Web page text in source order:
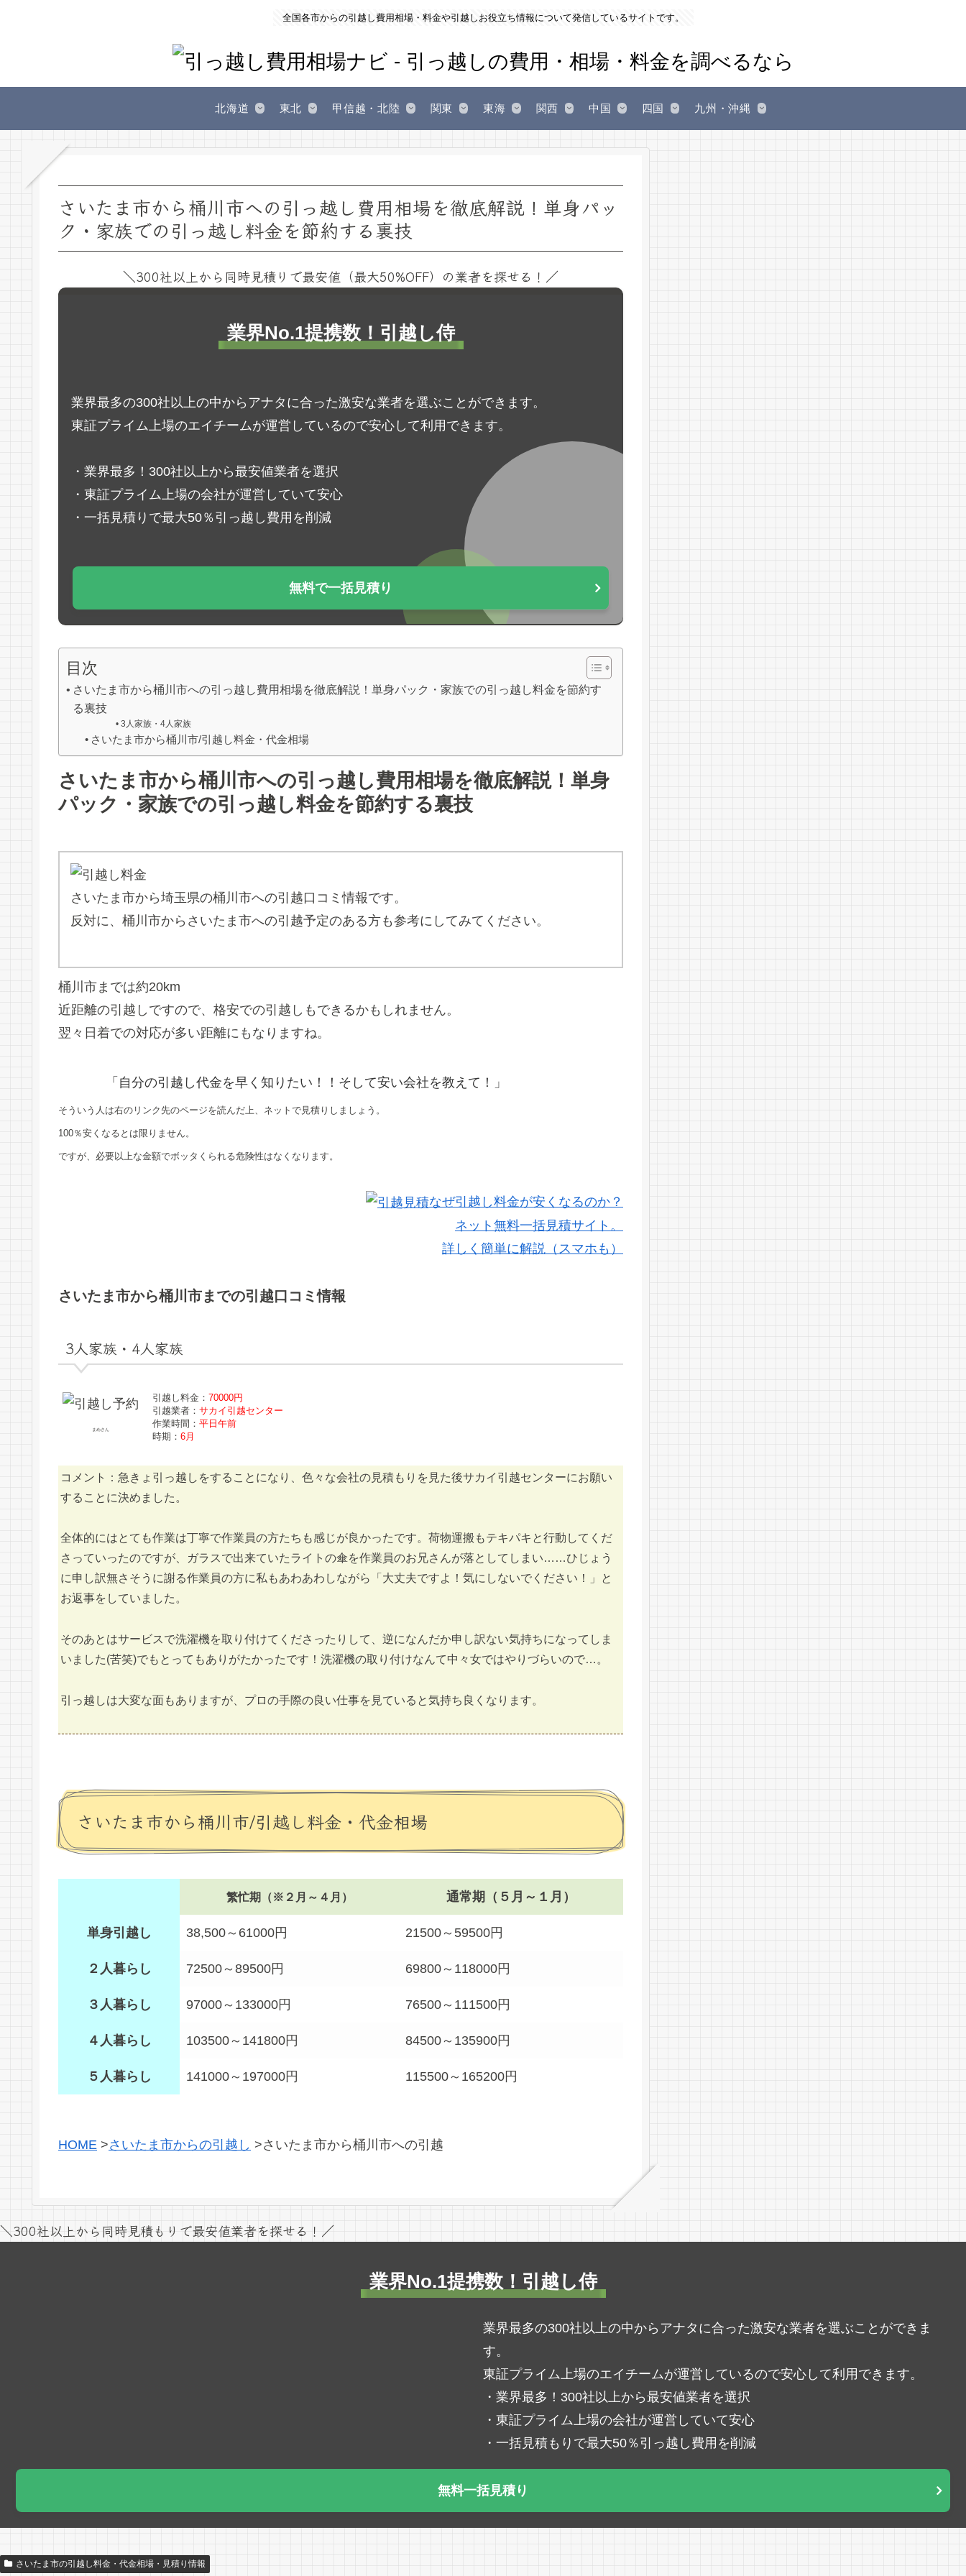
全国各市からの引越し費用相場・料金や引越しお役立ち情報について発信しているサイトです。
北海道 東北 甲信越・北陸 関東 東海 関西 中国 四国 九州・沖縄
さいたま市から桶川市への引っ越し費用相場を徹底解説！単身パッ
ク・家族での引っ越し料金を節約する裏技
＼300社以上から同時見積りで最安値（最大50%OFF）の業者を探せる！／
業界No.1提携数！引越し侍
業界最多の300社以上の中からアナタに合った激安な業者を選ぶことができます。
東証プライム上場のエイチームが運営しているので安心して利用できます。
・業界最多！300社以上から最安値業者を選択
・東証プライム上場の会社が運営していて安心
・一括見積りで最大50％引っ越し費用を削減
無料で一括見積り
目次
さいたま市から桶川市への引っ越し費用相場を徹底解説！単身パック・家族での引っ越し料金を節約す
る裏技
3人家族・4人家族
さいたま市から桶川市/引越し料金・代金相場
さいたま市から桶川市への引っ越し費用相場を徹底解説！単身
パック・家族での引っ越し料金を節約する裏技
さいたま市から埼玉県の桶川市への引越口コミ情報です。
反対に、桶川市からさいたま市への引越予定のある方も参考にしてみてください。
桶川市までは約20km
近距離の引越しですので、格安での引越しもできるかもしれません。
翌々日着での対応が多い距離にもなりますね。
「自分の引越し代金を早く知りたい！！そして安い会社を教えて！」
そういう人は右のリンク先のページを読んだ上、ネットで見積りしましょう。
100％安くなるとは限りません。
ですが、必要以上な金額でボッタくられる危険性はなくなります。
なぜ引越し料金が安くなるのか？
ネット無料一括見積サイト。
詳しく簡単に解説（スマホも）
さいたま市から桶川市までの引越口コミ情報
3人家族・4人家族
まめさん
引越し料金： 70000円
引越業者： サカイ引越センター
作業時間： 平日午前
時期： 6月
コメント：急きょ引っ越しをすることになり、色々な会社の見積もりを見た後サカイ引越センターにお願い
することに決めました。
全体的にはとても作業は丁寧で作業員の方たちも感じが良かったです。荷物運搬もテキパキと行動してくだ
さっていったのですが、ガラスで出来ていたライトの傘を作業員のお兄さんが落としてしまい……ひじょう
に申し訳無さそうに謝る作業員の方に私もあわあわしながら「大丈夫ですよ！気にしないでください！」と
お返事をしていました。
そのあとはサービスで洗濯機を取り付けてくださったりして、逆になんだか申し訳ない気持ちになってしま
いました(苦笑)でもとってもありがたかったです！洗濯機の取り付けなんて中々女ではやりづらいので…。
引っ越しは大変な面もありますが、プロの手際の良い仕事を見ていると気持ち良くなります。
さいたま市から桶川市/引越し料金・代金相場
繁忙期（※２月～４月） 通常期（５月～１月）
単身引越し 38,500～61000円 21500～59500円
２人暮らし 72500～89500円 69800～118000円
３人暮らし 97000～133000円 76500～111500円
４人暮らし 103500～141800円 84500～135900円
５人暮らし 141000～197000円 115500～165200円
HOME >さいたま市からの引越し >さいたま市から桶川市への引越
＼300社以上から同時見積もりで最安値業者を探せる！／
業界No.1提携数！引越し侍
業界最多の300社以上の中からアナタに合った激安な業者を選ぶことができま
す。
東証プライム上場のエイチームが運営しているので安心して利用できます。
・業界最多！300社以上から最安値業者を選択
・東証プライム上場の会社が運営していて安心
・一括見積もりで最大50％引っ越し費用を削減
無料一括見積り
さいたま市の引越し料金・代金相場・見積り情報